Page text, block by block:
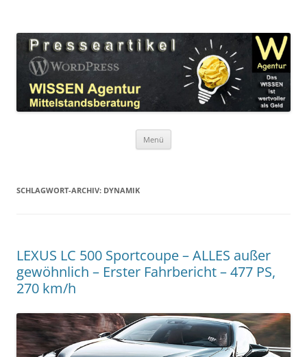
Agentur
Menü
SCHLAGWORT-ARCHIV: DYNAMIK
LEXUS LC 500 Sportcoupe – ALLES außer
gewöhnlich – Erster Fahrbericht – 477 PS,
270 km/h